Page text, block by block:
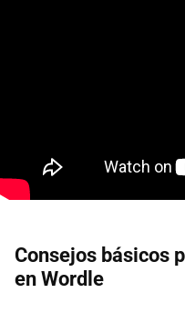
Consejos básicos
en Wordle